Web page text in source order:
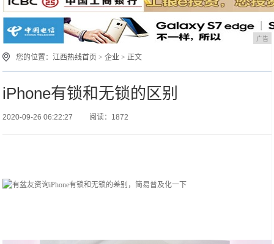
广告
您的位置：江西热线首页 >企业 > 正文
iPhone有锁和无锁的区别
2020-09-26 06:22:27 阅读：1872